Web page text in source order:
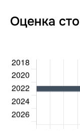
Оценка